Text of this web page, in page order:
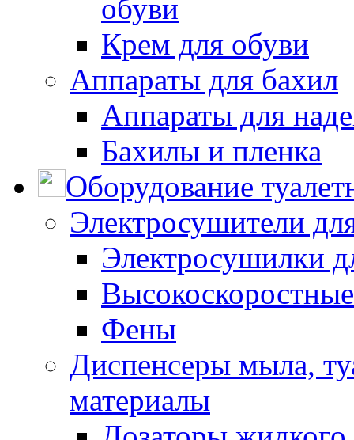
обуви
Крем для обуви
Аппараты для бахил
Аппараты для
Бахилы и пленка
Оборудование
Электросушители
Электросушилки
Фены
Диспенсеры мыла,
материалы